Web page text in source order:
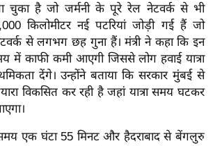
चुका है जो जर्मनी के पूरे रेल नेटवर्क से भी
किलोमीटर नई पटरियां जोड़ी गई हैं जो
से लगभग छह गुना हैं। मंत्री ने कहा कि इन
में काफी कमी आएगी जिससे लोग हवाई यात्रा
देंगे। उन्होंने बताया कि सरकार मुंबई से
विकसित कर रही है जहां यात्रा समय घटकर
एक घंटा 55 मिनट और हैदराबाद से बेंगलुरु